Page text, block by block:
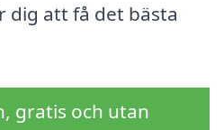
dig att få det bästa
gratis och utan